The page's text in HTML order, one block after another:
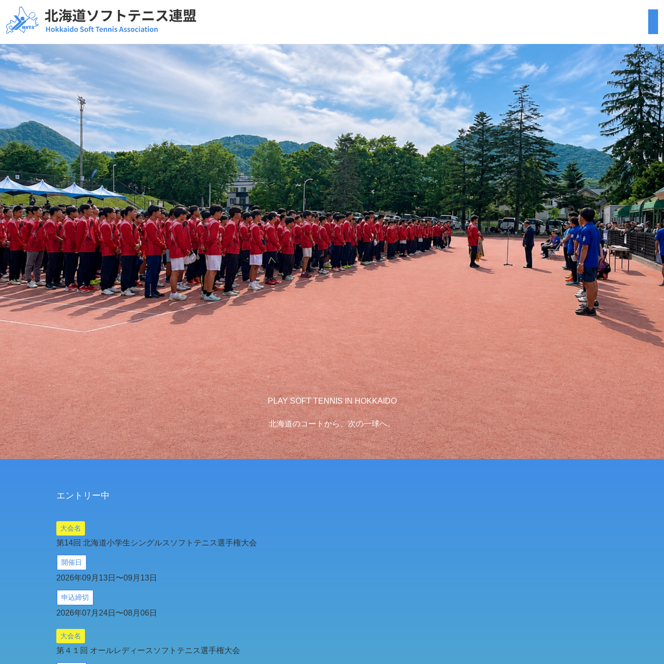
PLAY SOFT TENNIS IN HOKKAIDO
北海道のコートから、次の一球へ。
エントリー中
大会名
第14回 北海道⼩学⽣シングルスソフトテニス選⼿権⼤会
開催日
2026年09月13日〜09月13日
申込締切
2026年07月24日〜08月06日
大会名
第４１回 オールレディースソフトテニス選⼿権⼤会